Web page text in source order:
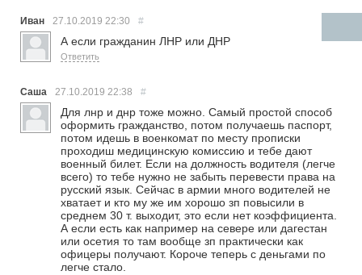
Иван 27.10.201922:30 #
А если гражданин ЛНР или ДНР
Ответить
Саша 27.10.201922:38 #
Для лнр и днр тоже можно. Самый простой способ
оформить гражданство, потом получаешь паспорт,
потом идешь в военкомат по месту прописки
проходиш медицинскую комиссию и тебе дают
военный билет. Если на должность водителя (легче
всего) то тебе нужно не забыть перевести права на
русский язык. Сейчас в армии много водителей не
хватает и кто му же им хорошо зп повысили в
среднем 30 т. выходит, это если нет коэффициента.
А если есть как например на севере или дагестан
или осетия то там вообще зп практически как
офицеры получают. Короче теперь с деньгами по
легче стало.